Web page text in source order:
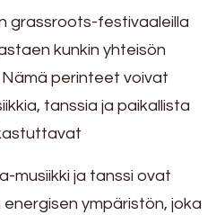
grassroots-festivaaleilla
kunkin yhteisön
perinteet voivat
tanssia ja paikallista
musiikki ja tanssi ovat
energisen ympäristön, joka